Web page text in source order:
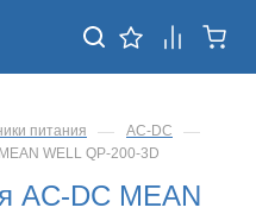
питания — AC-DC —
WELL QP-200-3D
AC-DC MEAN